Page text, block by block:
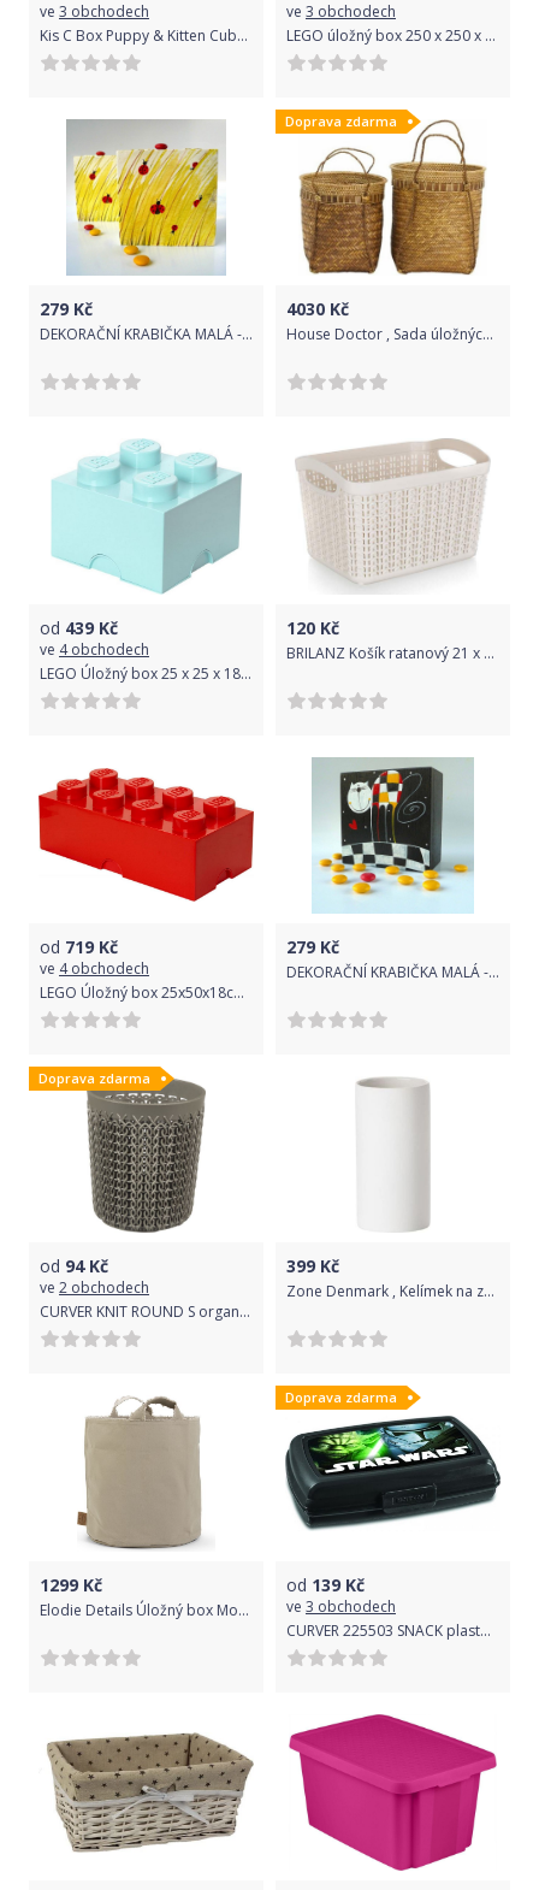
ve 3 obchodech
Kis C Box Puppy & Kitten Cube 27l
ve 3 obchodech
LEGO úložný box 250 x 250 x 180 mm - šedá
279 Kč
DEKORAČNÍ KRABIČKA MALÁ - BERUŠKY
Doprava zdarma
4030 Kč
House Doctor , Sada úložných košíků z ratanu Balie Nature ø: 30-35 cm, 2ks | přírodní
od 439 Kč
ve 4 obchodech
LEGO Úložný box 25 x 25 x 18 cm Aqua
120 Kč
BRILANZ Košík ratanový 21 x 16 x 13,8 cm, 3,3 l, krémový
od 719 Kč
ve 4 obchodech
LEGO Úložný box 25x50x18cm Červená
279 Kč
DEKORAČNÍ KRABIČKA MALÁ - ČERNÁ S KÁROVANOU KOČKOU
Doprava zdarma
od 94Kč
ve 2 obchodech
CURVER KNIT ROUND S organizér hnědý 00775-X59
399 Kč
Zone Denmark , Kelímek na zubní kartáček Solo White/White
1299 Kč
Elodie Details Úložný box Moonshell
Doprava zdarma
od 139 Kč
ve 3 obchodech
CURVER 225503 SNACK plastový box STAR WARS 0,6l